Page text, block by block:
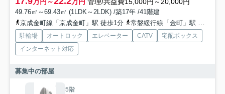
49.76㎡～69.43㎡ (1LDK～2LDK) /築17年 /41階建
京成金町線「京成金町」駅 徒歩1分
常磐緩行線「金町」駅 徒歩2分
駐輪場 オートロック エレベーター CATV
宅配ボックス
インターネット対応
募集中の部屋
5階